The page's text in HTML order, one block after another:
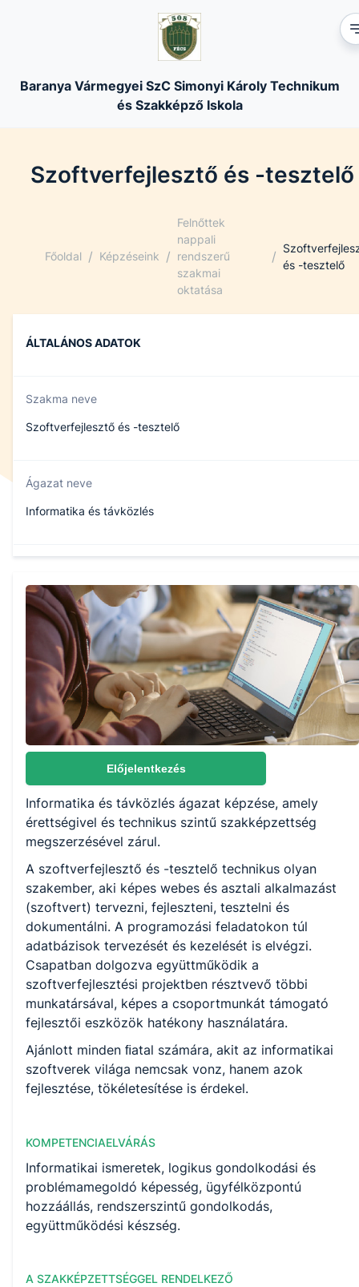
Baranya Vármegyei SzC Simonyi Károly Technikum
és Szakképző Iskola
Szoftverfejlesztő és -tesztelő
Főoldal / Képzéseink /
Felnőttek
nappali
rendszerű
szakmai
oktatása
/
és -tesztelő
ÁLTALÁNOS ADATOK
Szakma neve
Szoftverfejlesztő és -tesztelő
Ágazat neve
Informatika és távközlés
506131203
Képzés időtartama
5 év
Választható szakmairányok:
Nem válaszható
KKK/PTT
KKK letöltése (pdf)
Okleveles technikusképzés
Nem
Előjelentkezés
Informatika és távközlés ágazat képzése, amely
érettségivel és technikus szintű szakképzettség
megszerzésével zárul.
A szoftverfejlesztő és -tesztelő technikus olyan
szakember, aki képes webes és asztali alkalmazást
(szoftvert) tervezni, fejleszteni, tesztelni és
dokumentálni. A programozási feladatokon túl
adatbázisok tervezését és kezelését is elvégzi.
Csapatban dolgozva együttműködik a
szoftverfejlesztési projektben résztvevő többi
munkatársával, képes a csoportmunkát támogató
fejlesztői eszközök hatékony használatára.
Ajánlott minden ﬁatal számára, akit az informatikai
szoftverek világa nemcsak vonz, hanem azok
fejlesztése, tökéletesítése is érdekel.
KOMPETENCIAELVÁRÁS
Informatikai ismeretek, logikus gondolkodási és
problémamegoldó képesség, ügyfélközpontú
hozzáállás, rendszerszintű gondolkodás,
együttműködési készség.
A SZAKKÉPZETTSÉGGEL RENDELKEZŐ